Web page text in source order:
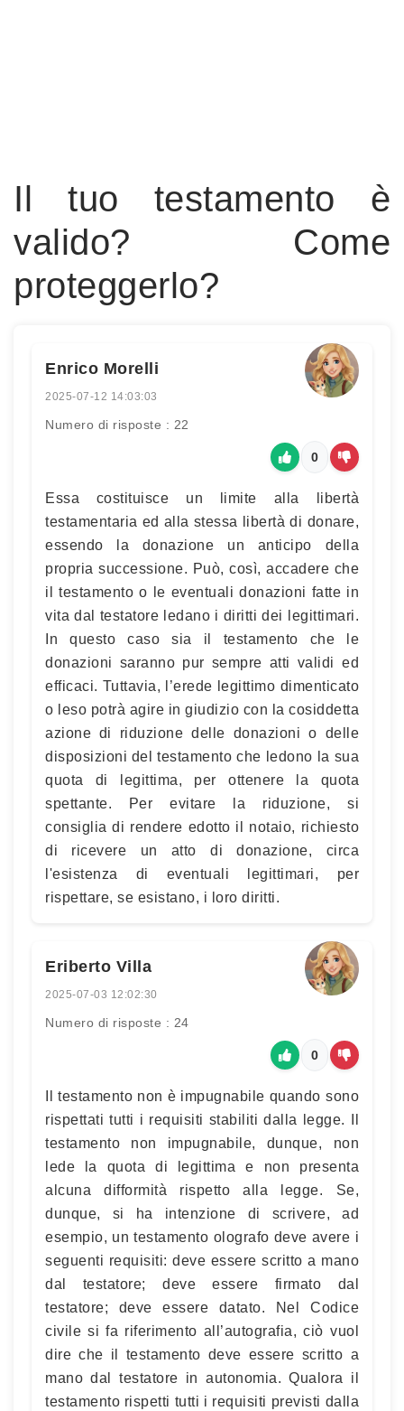
Il tuo testamento è
valido? Come
proteggerlo?
Enrico Morelli
2025-07-12 14:03:03
Numero di risposte : 22
0
Essa costituisce un limite alla libertà
testamentaria ed alla stessa libertà di donare,
essendo la donazione un anticipo della
propria successione. Può, così, accadere che
il testamento o le eventuali donazioni fatte in
vita dal testatore ledano i diritti dei legittimari.
In questo caso sia il testamento che le
donazioni saranno pur sempre atti validi ed
efficaci. Tuttavia, l’erede legittimo dimenticato
o leso potrà agire in giudizio con la cosiddetta
azione di riduzione delle donazioni o delle
disposizioni del testamento che ledono la sua
quota di legittima, per ottenere la quota
spettante. Per evitare la riduzione, si
consiglia di rendere edotto il notaio, richiesto
di ricevere un atto di donazione, circa
l'esistenza di eventuali legittimari, per
rispettare, se esistano, i loro diritti.
Eriberto Villa
2025-07-03 12:02:30
Numero di risposte : 24
0
Il testamento non è impugnabile quando sono
rispettati tutti i requisiti stabiliti dalla legge. Il
testamento non impugnabile, dunque, non
lede la quota di legittima e non presenta
alcuna difformità rispetto alla legge. Se,
dunque, si ha intenzione di scrivere, ad
esempio, un testamento olografo deve avere i
seguenti requisiti: deve essere scritto a mano
dal testatore; deve essere firmato dal
testatore; deve essere datato. Nel Codice
civile si fa riferimento all’autografia, ciò vuol
dire che il testamento deve essere scritto a
mano dal testatore in autonomia. Qualora il
testamento rispetti tutti i requisiti previsti dalla